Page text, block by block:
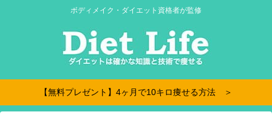
ボディメイク・ダイエット資格者が監修
【無料プレゼント】4ヶ月で10キロ痩せる方法 ＞